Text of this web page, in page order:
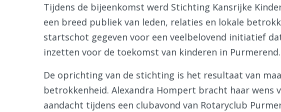
Tijdens de bijeenkomst werd Stichting Kansrijke
een breed publiek van leden, relaties en lokale
startschot gegeven voor een veelbelovend initiatief
inzetten voor de toekomst van kinderen in Purmerend.
De oprichting van de stichting is het resultaat van
betrokkenheid. Alexandra Hompert bracht haar wens
aandacht tijdens een clubavond van Rotaryclub